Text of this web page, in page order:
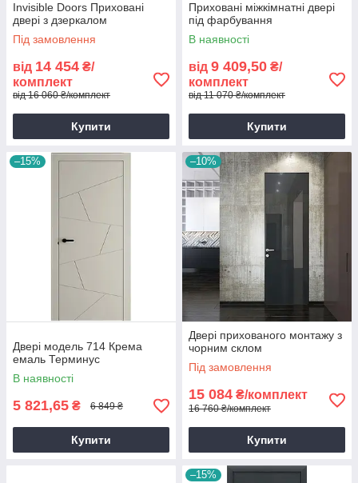
Invisible Doors Приховані
двері з дзеркалом
Під замовлення
від 14 454 ₴/
комплект
від 16 060 ₴/комплект
Купити
Приховані міжкімнатні двері
під фарбування
В наявності
від 9 409,50 ₴/
комплект
від 11 070 ₴/комплект
Купити
–15%
Двері модель 714 Крема
емаль Терминус
В наявності
5 821,65 ₴ 6 849 ₴
Купити
–10%
Двері прихованого монтажу з
чорним склом
Під замовлення
15 084 ₴/комплект
16 760 ₴/комплект
Купити
–15%